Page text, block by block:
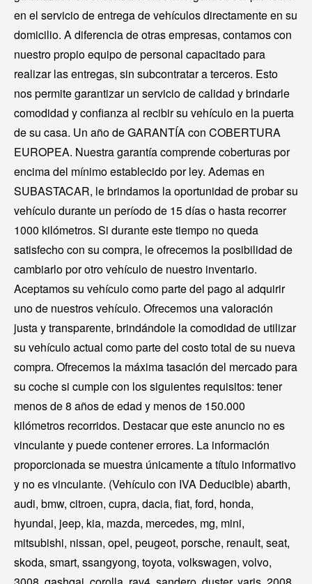
en el servicio de entrega de vehículos directamente en su
domicilio. A diferencia de otras empresas, contamos con
nuestro propio equipo de personal capacitado para
realizar las entregas, sin subcontratar a terceros. Esto
nos permite garantizar un servicio de calidad y brindarle
comodidad y confianza al recibir su vehículo en la puerta
de su casa. Un año de GARANTÍA con COBERTURA
EUROPEA. Nuestra garantía comprende coberturas por
encima del mínimo establecido por ley. Ademas en
SUBASTACAR, le brindamos la oportunidad de probar su
vehículo durante un período de 15 días o hasta recorrer
1000 kilómetros. Si durante este tiempo no queda
satisfecho con su compra, le ofrecemos la posibilidad de
cambiarlo por otro vehículo de nuestro inventario.
Aceptamos su vehículo como parte del pago al adquirir
uno de nuestros vehículo. Ofrecemos una valoración
justa y transparente, brindándole la comodidad de utilizar
su vehículo actual como parte del costo total de su nueva
compra. Ofrecemos la máxima tasación del mercado para
su coche si cumple con los siguientes requisitos: tener
menos de 8 años de edad y menos de 150.000
kilómetros recorridos. Destacar que este anuncio no es
vinculante y puede contener errores. La información
proporcionada se muestra únicamente a título informativo
y no es vinculante. (Vehículo con IVA Deducible) abarth,
audi, bmw, citroen, cupra, dacia, fiat, ford, honda,
hyundai, jeep, kia, mazda, mercedes, mg, mini,
mitsubishi, nissan, opel, peugeot, porsche, renault, seat,
skoda, smart, ssangyong, toyota, volkswagen, volvo,